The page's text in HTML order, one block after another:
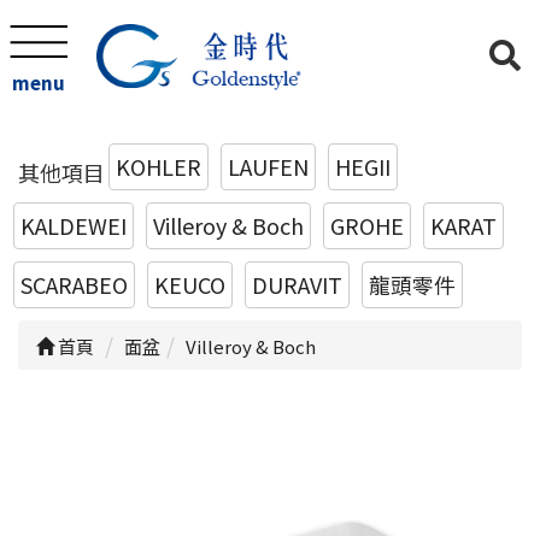
menu
其他項目 KOHLER LAUFEN
HEGII
KALDEWEI
Villeroy & Boch GROHE
KARAT
SCARABEO
KEUCO DURAVIT 龍頭零件
首頁 面盆 Villeroy & Boch